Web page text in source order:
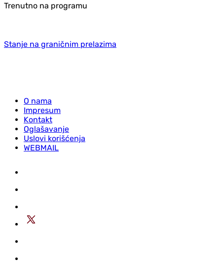
Trenutno na programu
Stanje na graničnim prelazima
O nama
Impresum
Kontakt
Oglašavanje
Uslovi korišćenja
WEBMAIL